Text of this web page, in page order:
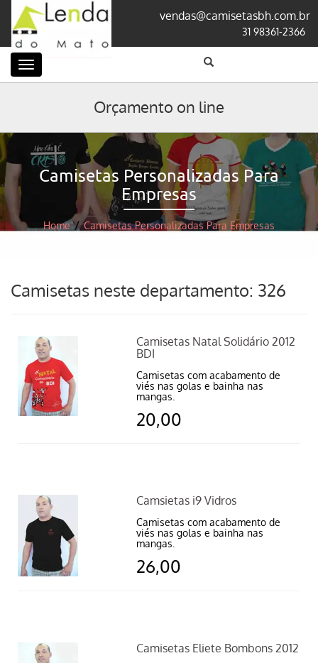
vendas@camisetasbh.com.br
31 98361-2366
Categorias
Orçamento on line
Camisetas Personalizadas Para
Empresas
Home / Camisetas Personalizadas Para Empresas
Camisetas neste departamento: 326
Camisetas Natal Solidário 2012
BDI
Camisetas com acabamento de
viés nas golas e bainha nas
mangas.
20,00
Camsietas i9 Vidros
Camisetas com acabamento de
viés nas golas e bainha nas
mangas.
26,00
Camisetas Eliete Bombons 2012